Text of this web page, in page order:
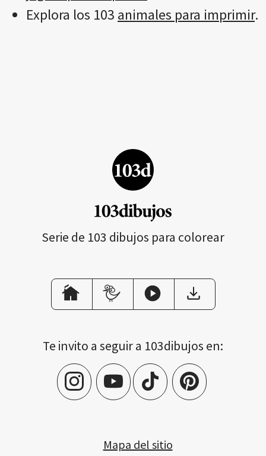
Explora los 103 animales para imprimir.
Serie de 103 dibujos para colorear
Te invito a seguir a 103dibujos en:
Mapa del sitio